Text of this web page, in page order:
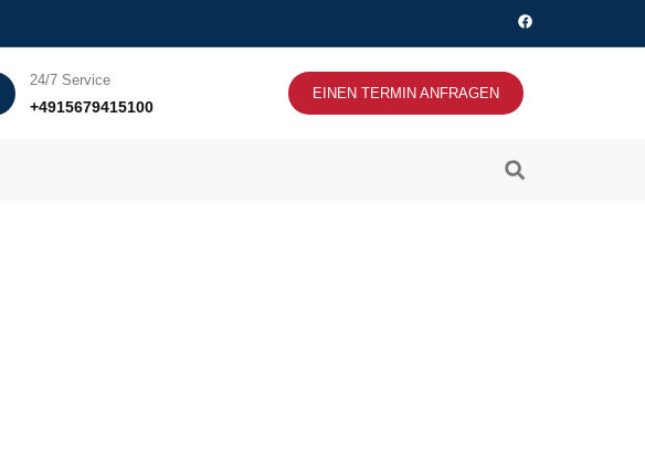
24/7 Service
+4915679415100
EINEN TERMIN ANFRAGEN